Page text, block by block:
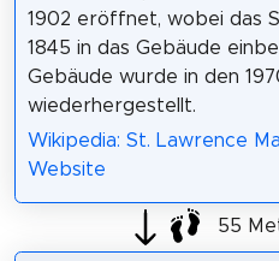
1902 eröffnet, wobei das
1845 in das Gebäude
Gebäude wurde in den
wiederhergestellt.
Wikipedia: St. Lawrence
Website
55